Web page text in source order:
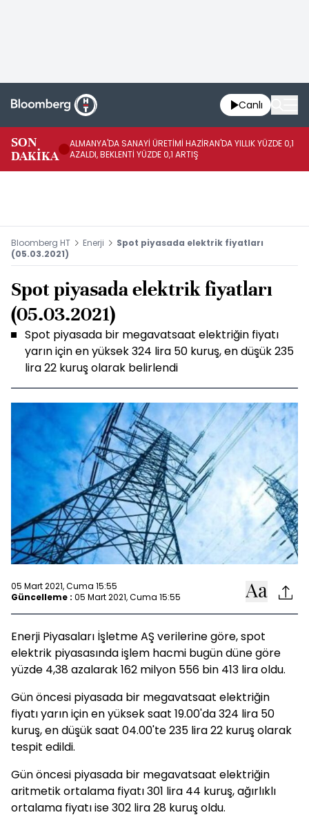
Canlı
SON
DAKİKA
ALMANYA'DA SANAYİ ÜRETİMİ HAZİRAN'DA YILLIK YÜZDE 0,1
AZALDI, BEKLENTİ YÜZDE 0,1 ARTIŞ
Bloomberg HT Enerji
Spot piyasada elektrik fiyatları
(05.03.2021)
Spot piyasada elektrik fiyatları
(05.03.2021)
Spot piyasada bir megavatsaat elektriğin fiyatı
yarın için en yüksek 324 lira 50 kuruş, en düşük 235
lira 22 kuruş olarak belirlendi
05 Mart 2021, Cuma 15:55
Güncelleme : 05 Mart 2021, Cuma 15:55
Enerji Piyasaları İşletme AŞ verilerine göre, spot
elektrik piyasasında işlem hacmi bugün düne göre
yüzde 4,38 azalarak 162 milyon 556 bin 413 lira oldu.
Gün öncesi piyasada bir megavatsaat elektriğin
fiyatı yarın için en yüksek saat 19.00'da 324 lira 50
kuruş, en düşük saat 04.00'te 235 lira 22 kuruş olarak
tespit edildi.
Gün öncesi piyasada bir megavatsaat elektriğin
aritmetik ortalama fiyatı 301 lira 44 kuruş, ağırlıklı
ortalama fiyatı ise 302 lira 28 kuruş oldu.